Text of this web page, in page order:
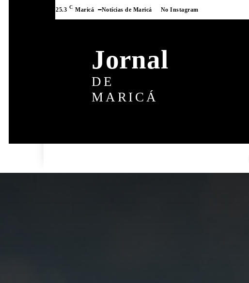
25.3 C Maricá Notícias de Maricá No Instagram
Jornal
DE
MARICÁ